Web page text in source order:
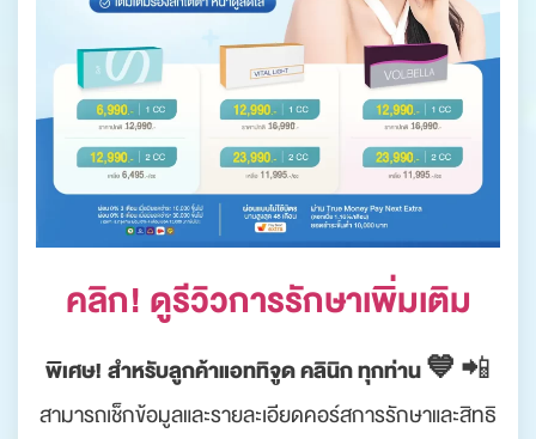
คลิก! ดูรีวิวการรักษาเพิ่มเติม
พิเศษ! สำหรับลูกค้าแอททิจูด คลินิก ทุกท่าน 💙 📲
สามารถเช็กข้อมูลและรายละเอียดคอร์สการรักษาและสิทธิ